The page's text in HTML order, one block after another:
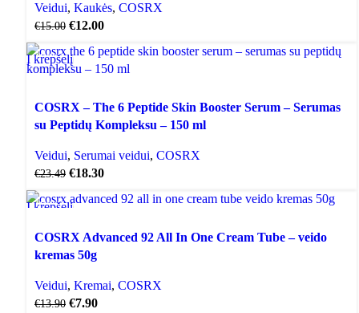
Veidui, Kaukės, COSRX
€15.00 €12.00
AKCIJA
Į krepšelį
COSRX – The 6 Peptide Skin Booster Serum – Serumas
su Peptidų Kompleksu – 150 ml
Veidui, Serumai veidui, COSRX
€23.49 €18.30
AKCIJA
Į krepšelį
COSRX Advanced 92 All In One Cream Tube – veido
kremas 50g
Veidui, Kremai, COSRX
€13.90 €7.90